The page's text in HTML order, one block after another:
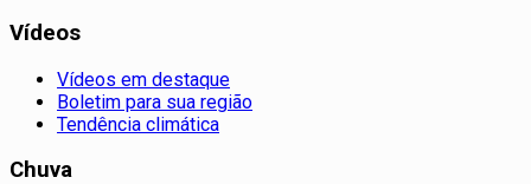
Vídeos
Vídeos em destaque
Boletim para sua região
Tendência climática
Chuva